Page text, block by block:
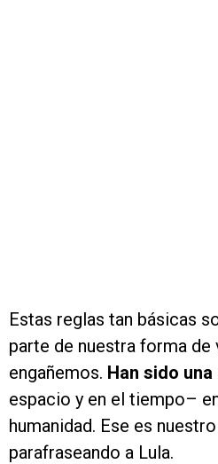
Estas reglas tan básicas
parte de nuestra forma de
engañemos. Han sido
espacio y en el tiempo–
humanidad. Ese es
parafraseando a Lula.